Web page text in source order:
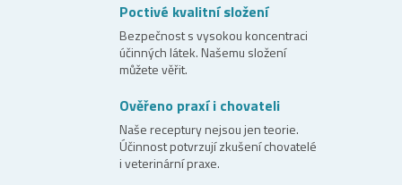
v
k
y
v
ý
p
i
Poctivé kvalitní složení
Bezpečnost s vysokou koncentraci
účinných látek. Našemu složení
můžete věřit.
Ověřeno praxí i chovateli
Naše receptury nejsou jen teorie.
Účinnost potvrzují zkušení chovatelé
i veterinární praxe.